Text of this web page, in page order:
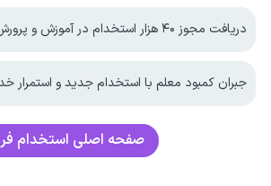
دریافت مجوز ۴۰ هزار استخدام در آموزش و پرورش
جبران کمبود معلم با استخدام جدید و استمرار
صفحه اصلی استخدام